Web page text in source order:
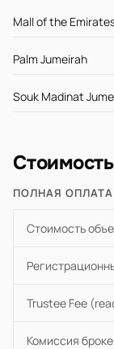
Mall of the
Palm Jumeirah
Souk Madinat
ПОЛНАЯ ОПЛАТА
Стоимость
Trustee Fee
Комиссия